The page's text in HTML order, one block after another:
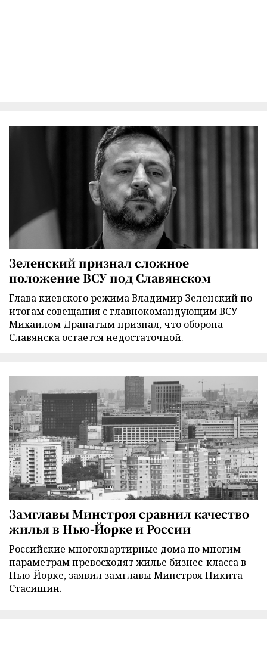
Зеленский признал сложное
положение ВСУ под Славянском
Глава киевского режима Владимир Зеленский по
итогам совещания с главнокомандующим ВСУ
Михаилом Драпатым признал, что оборона
Славянска остается недостаточной.
Замглавы Минстроя сравнил качество
жилья в Нью-Йорке и России
Российские многоквартирные дома по многим
параметрам превосходят жилье бизнес-класса в
Нью-Йорке, заявил замглавы Минстроя Никита
Стасишин.